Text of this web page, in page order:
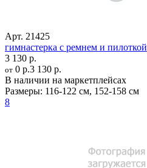
Арт. 21425
гимнастерка с ремнем и пилоткой
3 130 р.
от 0 р.3 130 р.
В наличии на маркетплейсах
Размеры: 116-122 см, 152-158 см
8